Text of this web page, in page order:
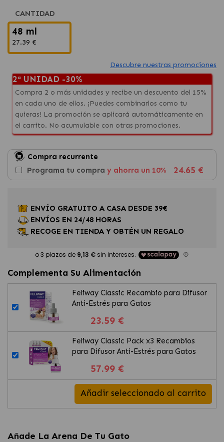
CANTIDAD
48 ml
27.39 €
Descubre nuestras promociones
2ª UNIDAD -30%
Compra 2 o más unidades y recibe un descuento del 15%
en cada uno de ellos. ¡Puedes combinarlos como tu
quieras! La promoción se aplicará automáticamente en
el carrito. No acumulable con otras promociones.
Compra recurrente
Programa tu compra y ahorra un 10% 24.65 €
ENVÍO GRATUITO A CASA DESDE 39€
ENVÍOS EN 24/48 HORAS
RECOGE EN TIENDA Y OBTÉN UN REGALO
Complementa Su Alimentación
Feliway Classic Recambio para Difusor
Anti-Estrés para Gatos
23.59 €
Feliway Classic Pack x3 Recambios
para Difusor Anti-Estrés para Gatos
57.99 €
Añadir seleccionado al carrito
Añade La Arena De Tu Gato